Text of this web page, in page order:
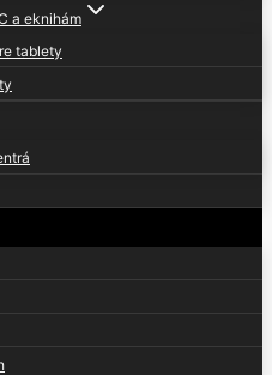
a eknihám
tablety